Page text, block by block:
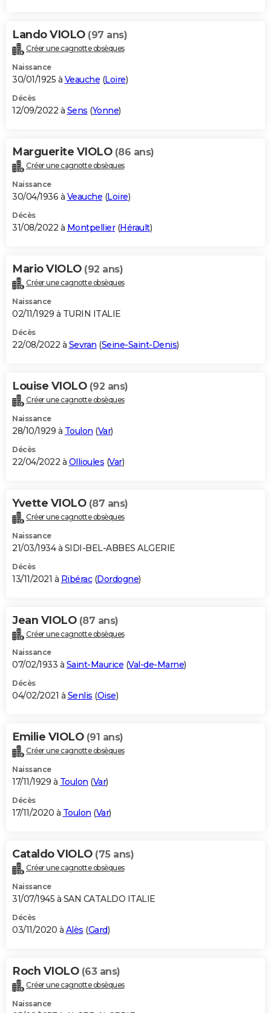
Lando VIOLO (97 ans)
Créer une cagnotte obsèques
Naissance
30/01/1925 à Veauche (Loire)
Décès
12/09/2022 à Sens (Yonne)
Marguerite VIOLO (86 ans)
Créer une cagnotte obsèques
Naissance
30/04/1936 à Veauche (Loire)
Décès
31/08/2022 à Montpellier(Hérault)
Mario VIOLO (92 ans)
Créer une cagnotte obsèques
Naissance
02/11/1929 à TURIN ITALIE
Décès
22/08/2022 à Sevran (Seine-Saint-Denis)
Louise VIOLO (92 ans)
Créer une cagnotte obsèques
Naissance
28/10/1929 à Toulon (Var)
Décès
22/04/2022 à Ollioules (Var)
Yvette VIOLO (87 ans)
Créer une cagnotte obsèques
Naissance
21/03/1934 à SIDI-BEL-ABBES ALGERIE
Décès
13/11/2021 à Ribérac(Dordogne)
Jean VIOLO (87 ans)
Créer une cagnotte obsèques
Naissance
07/02/1933 à Saint-Maurice (Val-de-Marne)
Décès
04/02/2021 à Senlis (Oise)
Emilie VIOLO (91 ans)
Créer une cagnotte obsèques
Naissance
17/11/1929 à Toulon (Var)
Décès
17/11/2020 à Toulon (Var)
Cataldo VIOLO (75 ans)
Créer une cagnotte obsèques
Naissance
31/07/1945 à SAN CATALDO ITALIE
Décès
03/11/2020 à Alès (Gard)
Roch VIOLO (63 ans)
Créer une cagnotte obsèques
Naissance